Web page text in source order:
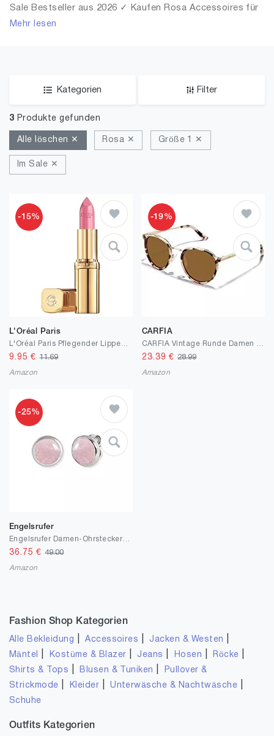
Sale Bestseller aus 2026 ✓ Kaufen Rosa Accessoires für
Frauen in Größe 1 in Sale!
Mehr lesen
Kategorien Filter
3 Produkte gefunden
Alle löschen ✕ Rosa ✕ Größe 1 ✕
Im Sale ✕
-15%
L'Oréal Paris
9.95 €11.69
Amazon
-19%
CARFIA
23.39 € 28.99
Amazon
-25%
Engelsrufer
Engelsrufer Damen-Ohrstecker 925 Sterlingsilber ERE-RQ-ST
36.75 €49.00
Amazon
Fashion Shop Kategorien
Alle Bekleidung |Accessoires Jacken & Westen
Mäntel Kostüme & Blazer Jeans Hosen Röcke
Shirts & Tops Blusen & Tuniken
Pullover &
Strickmode
Kleider |Unterwäsche & Nachtwäsche
Schuhe
Outfits Kategorien